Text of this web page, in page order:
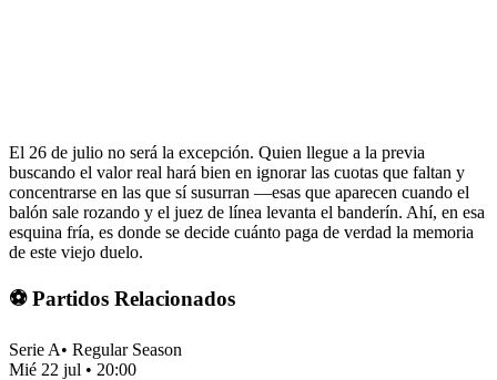
El 26 de julio no será la excepción. Quien llegue a la previa
buscando el valor real hará bien en ignorar las cuotas que faltan y
concentrarse en las que sí susurran —esas que aparecen cuando el
balón sale rozando y el juez de línea levanta el banderín. Ahí, en esa
esquina fría, es donde se decide cuánto paga de verdad la memoria
de este viejo duelo.
⚽ Partidos Relacionados
Serie A• Regular Season
Mié 22 jul • 20:00